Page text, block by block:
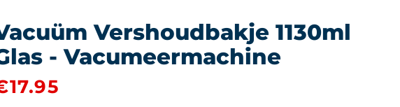
Vershoudbakje 1130ml
- Vacumeermachine
17.95